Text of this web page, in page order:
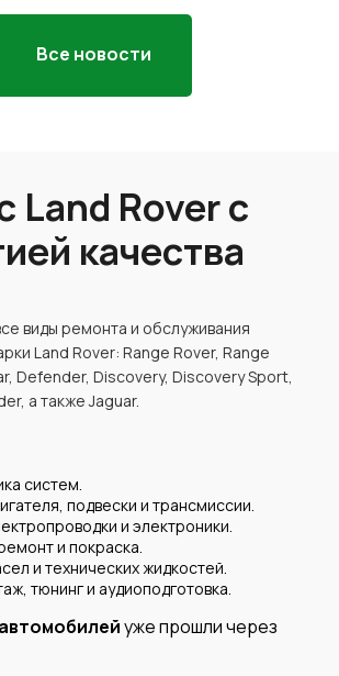
Все новости
Land Rover с
качества
виды ремонта и обслуживания
Land Rover: Range Rover, Range
Defender, Discovery, Discovery Sport,
а также Jaguar.
систем.
подвески и трансмиссии.
и электроники.
и покраска.
и технических жидкостей.
тюнинг и аудиоподготовка.
уже прошли через